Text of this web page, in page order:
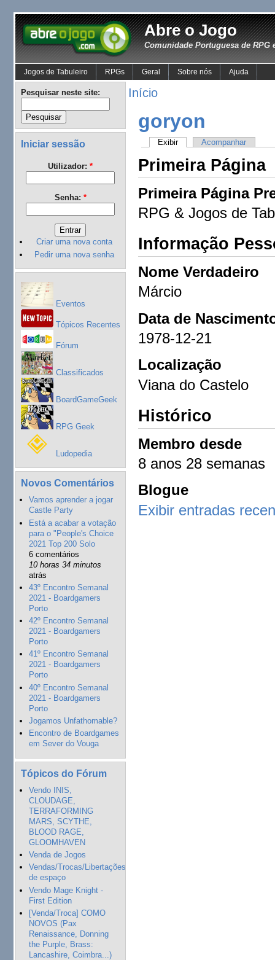
Abre o Jogo
Comunidade Portuguesa de RPG
Jogos de Tabuleiro RPGs Geral Sobre nós Ajuda
Pesquisar neste site:
Iniciar sessão
Utilizador: *
Senha: *
Criar uma nova conta
Pedir uma nova senha
Eventos
Tópicos Recentes
Fórum
Classificados
BoardGameGeek
RPG Geek
Ludopedia
Novos Comentários
Vamos aprender a jogar
Castle Party
Está a acabar a votação
para o "People's Choice
2021 Top 200 Solo
6 comentários
10 horas 34 minutos
atrás
43º Encontro Semanal
2021 - Boardgamers
Porto
42º Encontro Semanal
2021 - Boardgamers
Porto
41º Encontro Semanal
2021 - Boardgamers
Porto
40º Encontro Semanal
2021 - Boardgamers
Porto
Jogamos Unfathomable?
Encontro de Boardgames
em Sever do Vouga
Tópicos do Fórum
Vendo INIS,
CLOUDAGE,
TERRAFORMING
MARS, SCYTHE,
BLOOD RAGE,
GLOOMHAVEN
Venda de Jogos
Vendas/Trocas/Libertações
de espaço
Vendo Mage Knight -
First Edition
[Venda/Troca] COMO
NOVOS (Pax
Renaissance, Donning
the Purple, Brass:
Lancashire, Coimbra...)
Início
goryon
Exibir Acompanhar
Primeira Página
Primeira Página
RPG & Jogos de
Informação
Nome Verdadeiro
Márcio
Data de
1978-12-21
Localização
Viana do Castelo
Histórico
Membro desde
8 anos 28 semanas
Blogue
Exibir entradas